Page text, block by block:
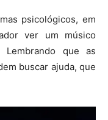
psicológicos, em
ver um músico
Lembrando que as
buscar ajuda, que